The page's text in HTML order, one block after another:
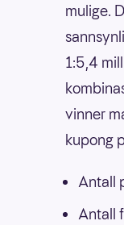
mulige.
1:5,4
vinner
kupong
Antall
Antall